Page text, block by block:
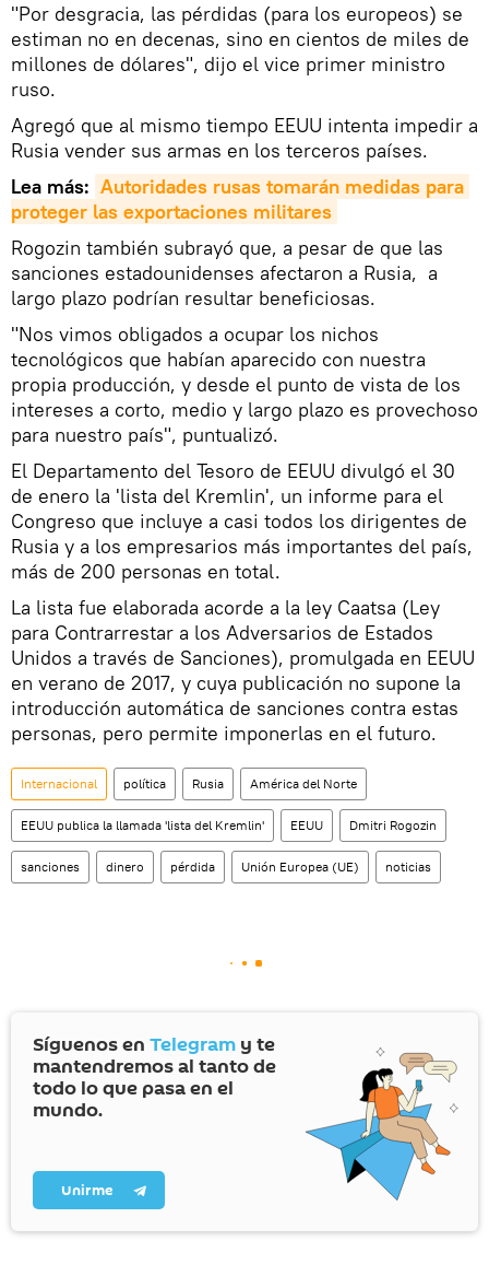
"Por desgracia, las pérdidas (para los europeos) se
estiman no en decenas, sino en cientos de miles de
millones de dólares", dijo el vice primer ministro
ruso.
Agregó que al mismo tiempo EEUU intenta impedir a
Rusia vender sus armas en los terceros países.
Lea más: Autoridades rusas tomarán medidas para
proteger las exportaciones militares
Rogozin también subrayó que, a pesar de que las
sanciones estadounidenses afectaron a Rusia, a
largo plazo podrían resultar beneficiosas.
"Nos vimos obligados a ocupar los nichos
tecnológicos que habían aparecido con nuestra
propia producción, y desde el punto de vista de los
intereses a corto, medio y largo plazo es provechoso
para nuestro país", puntualizó.
El Departamento del Tesoro de EEUU divulgó el 30
de enero la 'lista del Kremlin', un informe para el
Congreso que incluye a casi todos los dirigentes de
Rusia y a los empresarios más importantes del país,
más de 200 personas en total.
La lista fue elaborada acorde a la ley Caatsa (Ley
para Contrarrestar a los Adversarios de Estados
Unidos a través de Sanciones), promulgada en EEUU
en verano de 2017, y cuya publicación no supone la
introducción automática de sanciones contra estas
personas, pero permite imponerlas en el futuro.
Internacional política Rusia América del Norte
EEUU publica la llamada 'lista del Kremlin' EEUU Dmitri Rogozin
sanciones dinero pérdida Unión Europea (UE) noticias
Síguenos en Telegram y te
mantendremos al tanto de
todo lo que pasa en el
mundo.
Unirme